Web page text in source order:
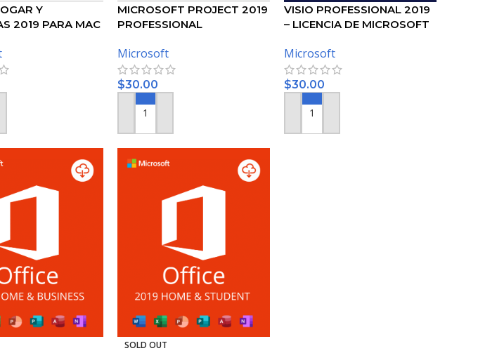
Y
2019 PARA MAC
CARRITO
MICROSOFT PROJECT 2019
PROFESSIONAL
Microsoft
$30.00
AÑADIR AL CARRITO
VISIO PROFESSIONAL 2019
– LICENCIA DE MICROSOFT
Microsoft
$30.00
AÑADIR AL CARRITO
SOLD OUT